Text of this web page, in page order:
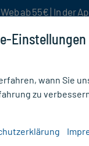
ab 55€ | In der
Einstellungen
wann Sie
zu